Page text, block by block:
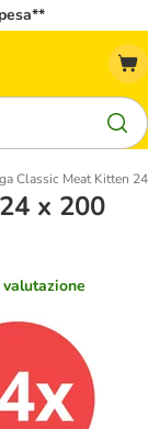
Classic Meat Kitten
x 200